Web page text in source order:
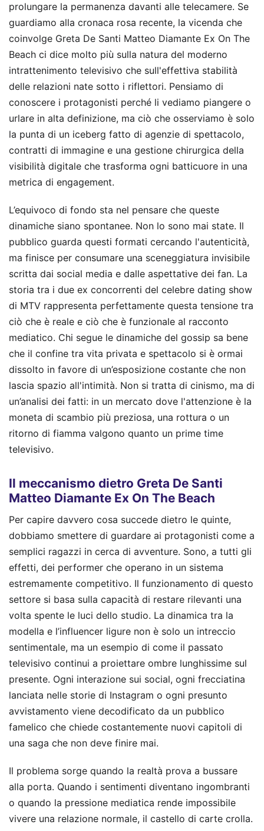
prolungare la permanenza davanti alle telecamere. Se
guardiamo alla cronaca rosa recente, la vicenda che
coinvolge Greta De Santi Matteo Diamante Ex On The
Beach ci dice molto più sulla natura del moderno
intrattenimento televisivo che sull'effettiva stabilità
delle relazioni nate sotto i riflettori. Pensiamo di
conoscere i protagonisti perché li vediamo piangere o
urlare in alta definizione, ma ciò che osserviamo è solo
la punta di un iceberg fatto di agenzie di spettacolo,
contratti di immagine e una gestione chirurgica della
visibilità digitale che trasforma ogni batticuore in una
metrica di engagement.
L’equivoco di fondo sta nel pensare che queste
dinamiche siano spontanee. Non lo sono mai state. Il
pubblico guarda questi formati cercando l'autenticità,
ma finisce per consumare una sceneggiatura invisibile
scritta dai social media e dalle aspettative dei fan. La
storia tra i due ex concorrenti del celebre dating show
di MTV rappresenta perfettamente questa tensione tra
ciò che è reale e ciò che è funzionale al racconto
mediatico. Chi segue le dinamiche del gossip sa bene
che il confine tra vita privata e spettacolo si è ormai
dissolto in favore di un’esposizione costante che non
lascia spazio all'intimità. Non si tratta di cinismo, ma di
un’analisi dei fatti: in un mercato dove l'attenzione è la
moneta di scambio più preziosa, una rottura o un
ritorno di fiamma valgono quanto un prime time
televisivo.
Il meccanismo dietro Greta De Santi
Matteo Diamante Ex On The Beach
Per capire davvero cosa succede dietro le quinte,
dobbiamo smettere di guardare ai protagonisti come a
semplici ragazzi in cerca di avventure. Sono, a tutti gli
effetti, dei performer che operano in un sistema
estremamente competitivo. Il funzionamento di questo
settore si basa sulla capacità di restare rilevanti una
volta spente le luci dello studio. La dinamica tra la
modella e l’influencer ligure non è solo un intreccio
sentimentale, ma un esempio di come il passato
televisivo continui a proiettare ombre lunghissime sul
presente. Ogni interazione sui social, ogni frecciatina
lanciata nelle storie di Instagram o ogni presunto
avvistamento viene decodificato da un pubblico
famelico che chiede costantemente nuovi capitoli di
una saga che non deve finire mai.
Il problema sorge quando la realtà prova a bussare
alla porta. Quando i sentimenti diventano ingombranti
o quando la pressione mediatica rende impossibile
vivere una relazione normale, il castello di carte crolla.